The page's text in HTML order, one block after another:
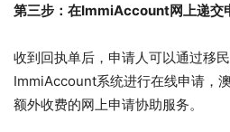
第三步：在ImmiAccount网上递交
收到回执单后，申请人可以通过移
ImmiAccount系统进行在线申请，
额外收费的网上申请协助服务。​